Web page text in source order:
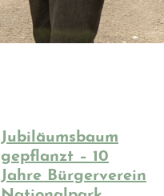
Jubiläumsbaum
gepflanzt – 10
Jahre Bürgerverein